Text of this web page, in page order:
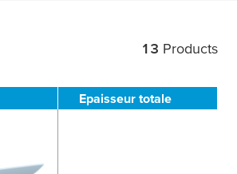
13 Products
Epaisseur totale